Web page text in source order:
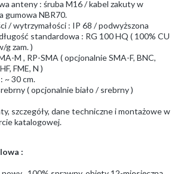
anteny : śruba M16 / kabel zakuty w
gumowa NBR70.
/ wytrzymałości : IP 68 / podwyższona
standardowa : RG 100 HQ ( 100% CU
g zam. )
M , RP-SMA ( opcjonalnie SMA-F, BNC,
FME, N )
~ 30 cm.
( opcjonalnie biało / srebrny )
szczegóły, dane techniczne i montażowe w
katalogowej.
: